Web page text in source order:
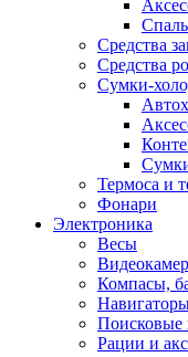
Средства
Средства
Сумки-
Термоса и
Фонари
Электроника
Весы
Компасы,
Поисковые
Рации и